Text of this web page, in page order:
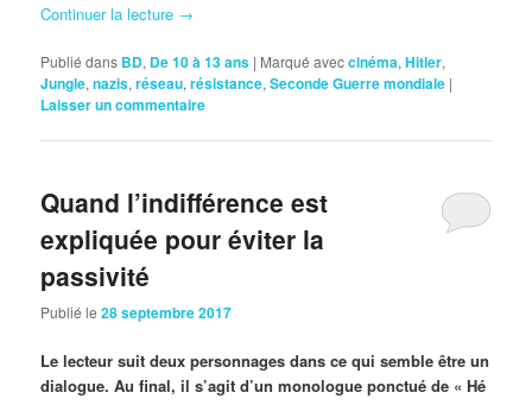
Continuer la lecture →
Publié dans BD, De 10 à 13 ans | Marqué aveccinéma,Hitler,
Jungle,nazis,réseau,résistance,Seconde Guerre mondiale |
Laisser un commentaire
Quand l’indifférence est
expliquée pour éviter la
passivité
Publié le28 septembre 2017
Le lecteur suit deux personnages dans ce qui semble être un
dialogue. Au final, il s’agit d’un monologue ponctué de « Hé